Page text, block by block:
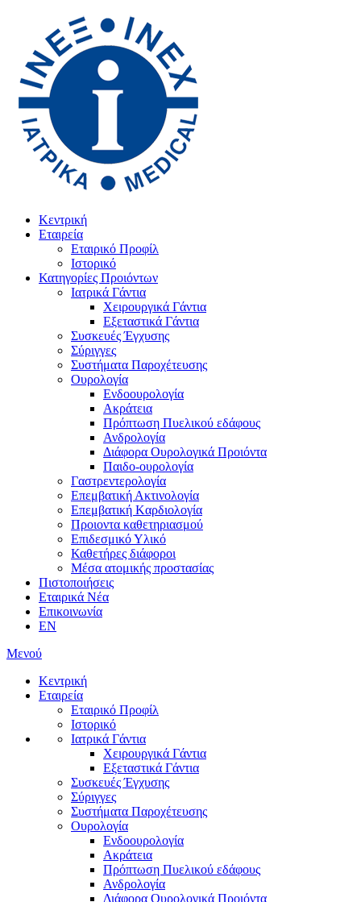
Κεντρική
Εταιρεία
Εταιρικό Προφίλ
Ιστορικό
Κατηγορίες Προιόντων
Ιατρικά Γάντια
Χειρουργικά Γάντια
Εξεταστικά Γάντια
Συσκευές Έγχυσης
Σύριγγες
Συστήματα Παροχέτευσης
Ουρολογία
Ενδοουρολογία
Ακράτεια
Πρόπτωση Πυελικού εδάφους
Ανδρολογία
Διάφορα Ουρολογικά Προιόντα
Παιδο-ουρολογία
Γαστρεντερολογία
Επεμβατική Ακτινολογία
Επεμβατική Kαρδιολογία
Προιοντα καθετηριασμού
Επιδεσμικό Υλικό
Καθετήρες διάφοροι
Μέσα ατομικής προστασίας
Πιστοποιήσεις
Εταιρικά Νέα
Επικοινωνία
EN
Μενού
Κεντρική
Εταιρεία
Εταιρικό Προφίλ
Ιστορικό
Ιατρικά Γάντια
Χειρουργικά Γάντια
Εξεταστικά Γάντια
Συσκευές Έγχυσης
Σύριγγες
Συστήματα Παροχέτευσης
Ουρολογία
Ενδοουρολογία
Ακράτεια
Πρόπτωση Πυελικού εδάφους
Ανδρολογία
Διάφορα Ουρολογικά Προιόντα